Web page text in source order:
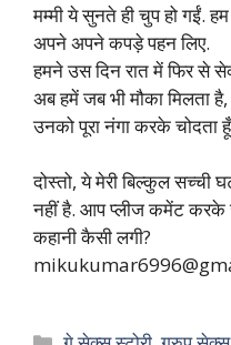
मम्मी ये सुनते ही चुप हो गईं.
अपने अपने कपड़े पहन लिए.
हमने उस दिन रात में फिर से
अब हमें जब भी मौका मिलता
उनको पूरा नंगा करके चोदता
दोस्तो, ये मेरी बिल्कुल सच्ची
नहीं है. आप प्लीज कमेंट करके
कहानी कैसी लगी?
Categories